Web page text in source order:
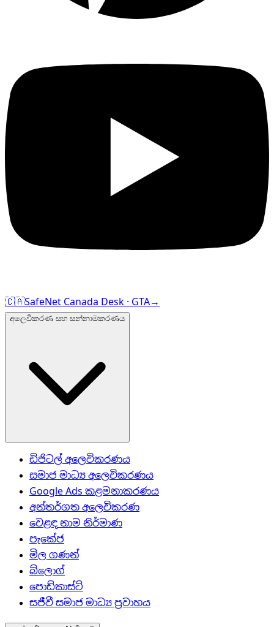
🇨🇦SafeNet Canada Desk · GTA→
අලෙවිකරණ සහ සන්නාමකරණය
ඩිජිටල් අලෙවිකරණය
සමාජ මාධ්‍ය අලෙවිකරණය
Google Ads කළමනාකරණය
අන්තර්ගත අලෙවිකරණ
වෙළඳ නාම නිර්මාණ
පැකේජ
මිල ගණන්
බ්ලොග්
පොඩ්කාස්ට්
සජීවී සමාජ මාධ්‍ය ප්‍රවාහය